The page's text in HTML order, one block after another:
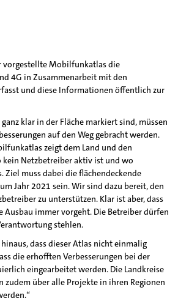
vorgestellte Mobilfunkatlas die
4G in Zusammenarbeit mit den
und diese Informationen öffentlich zur
klar in der Fläche markiert sind, müssen
auf den Weg gebracht werden.
zeigt dem Land und den
kein Netzbetreiber aktiv ist und wo
Ziel muss dabei die flächendeckende
Jahr 2021 sein. Wir sind dazu bereit, den
zu unterstützen. Klar ist aber, dass
immer vorgeht. Die Betreiber dürfen
stehlen.
dass dieser Atlas nicht einmalig
die erhofften Verbesserungen bei der
eingearbeitet werden. Die Landkreise
zudem über alle Projekte in ihren Regionen